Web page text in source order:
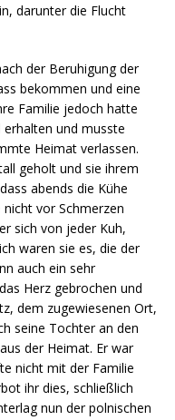
darunter die Flucht
der Beruhigung der
bekommen und eine
Familie jedoch hatte
und musste
Heimat verlassen.
geholt und sie ihrem
abends die Kühe
vor Schmerzen
sich von jeder Kuh,
waren sie es, die der
auch ein sehr
Herz gebrochen und
dem zugewiesenen Ort,
seine Tochter an den
der Heimat. Er war
nicht mit der Familie
ihr dies, schließlich
nun der polnischen